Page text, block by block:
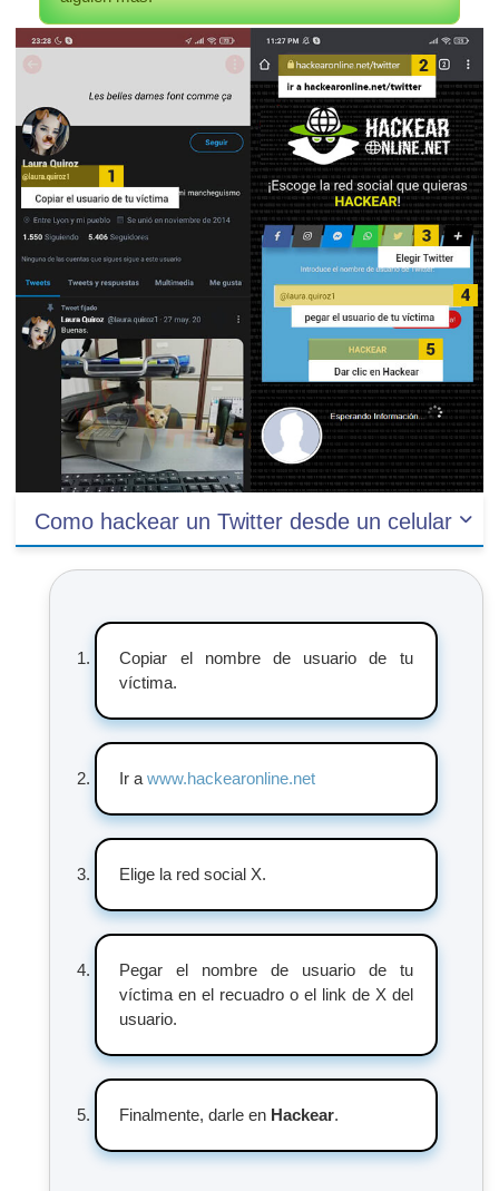
Como hackear un Twitter desde un celular
Copiar el nombre de usuario de tu
víctima.
Ir awww.hackearonline.net
Elige la red social X.
Pegar el nombre de usuario de tu
víctima en el recuadro o el link de X del
usuario.
Finalmente, darle en Hackear.